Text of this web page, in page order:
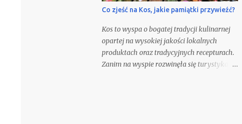
Co zjeść na Kos, jakie pamiątki przywieźć?
Kos to wyspa o bogatej tradycji kulinarnej
opartej na wysokiej jakości lokalnych
produktach oraz tradycyjnych recepturach.
Zanim na wyspie rozwinęła się turystyka,